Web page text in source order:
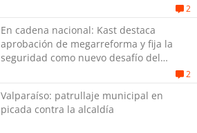
2
En cadena nacional: Kast destaca
aprobación de megarreforma y fija la
seguridad como nuevo desafío del
2
Valparaíso: patrullaje municipal en
picada contra la alcaldía